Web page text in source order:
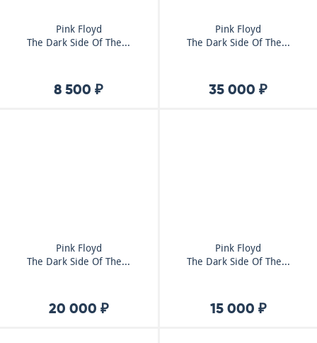
Pink Floyd
The Dark Side Of The...
8 500 ₽
Pink Floyd
The Dark Side Of The...
35 000 ₽
Pink Floyd
The Dark Side Of The...
20 000 ₽
Pink Floyd
The Dark Side Of The...
15 000 ₽